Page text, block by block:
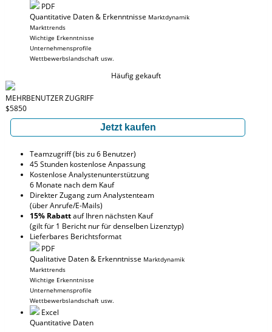
PDF
Quantitative Daten & Erkenntnisse Marktdynamik
Markttrends
Wichtige Erkenntnisse
Unternehmensprofile
Wettbewerbslandschaft usw.
Häufig gekauft
MEHRBENUTZER ZUGRIFF
$5850
Jetzt kaufen
Teamzugriff (bis zu 6 Benutzer)
45 Stunden kostenlose Anpassung
Kostenlose Analystenunterstützung
6 Monate nach dem Kauf
Direkter Zugang zum Analystenteam
(über Anrufe/E-Mails)
15% Rabattauf Ihren nächsten Kauf
(gilt für 1 Bericht nur für denselben Lizenztyp)
Lieferbares Berichtsformat
PDF
Qualitative Daten & Erkenntnisse Marktdynamik
Markttrends
Wichtige Erkenntnisse
Unternehmensprofile
Wettbewerbslandschaft usw.
Excel
Quantitative Daten